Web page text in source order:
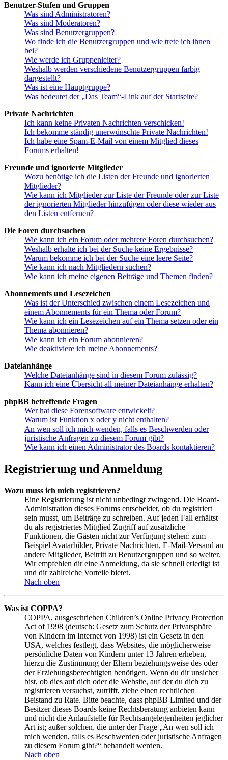
Benutzer-Stufen und Gruppen
Was sind Administratoren?
Was sind Moderatoren?
Was sind Benutzergruppen?
Wo finde ich die Benutzergruppen und wie trete ich ihnen
bei?
Wie werde ich Gruppenleiter?
Weshalb werden verschiedene Benutzergruppen farbig
dargestellt?
Was ist eine Hauptgruppe?
Was bedeutet der „Das Team“-Link auf der Startseite?
Private Nachrichten
Ich kann keine Privaten Nachrichten verschicken!
Ich bekomme ständig unerwünschte Private Nachrichten!
Ich habe eine Spam-E-Mail von einem Mitglied dieses
Forums erhalten!
Freunde und ignorierte Mitglieder
Wozu benötige ich die Listen der Freunde und ignorierten
Mitglieder?
Wie kann ich Mitglieder zur Liste der Freunde oder zur Liste
der ignorierten Mitglieder hinzufügen oder diese wieder aus
den Listen entfernen?
Die Foren durchsuchen
Wie kann ich ein Forum oder mehrere Foren durchsuchen?
Weshalb erhalte ich bei der Suche keine Ergebnisse?
Warum bekomme ich bei der Suche eine leere Seite?
Wie kann ich nach Mitgliedern suchen?
Wie kann ich meine eigenen Beiträge und Themen finden?
Abonnements und Lesezeichen
Was ist der Unterschied zwischen einem Lesezeichen und
einem Abonnements für ein Thema oder Forum?
Wie kann ich ein Lesezeichen auf ein Thema setzen oder ein
Thema abonnieren?
Wie kann ich ein Forum abonnieren?
Wie deaktiviere ich meine Abonnements?
Dateianhänge
Welche Dateianhänge sind in diesem Forum zulässig?
Kann ich eine Übersicht all meiner Dateianhänge erhalten?
phpBB betreffende Fragen
Wer hat diese Forensoftware entwickelt?
Warum ist Funktion x oder y nicht enthalten?
An wen soll ich mich wenden, falls es Beschwerden oder
juristische Anfragen zu diesem Forum gibt?
Wie kann ich einen Administrator des Boards kontaktieren?
Registrierung und Anmeldung
Wozu muss ich mich registrieren?
Eine Registrierung ist nicht unbedingt zwingend. Die Board-
Administration dieses Forums entscheidet, ob du registriert
sein musst, um Beiträge zu schreiben. Auf jeden Fall erhältst
du als registriertes Mitglied Zugriff auf zusätzliche
Funktionen, die Gästen nicht zur Verfügung stehen: zum
Beispiel Avatarbilder, Private Nachrichten, E-Mail-Versand an
andere Mitglieder, Beitritt zu Benutzergruppen und so weiter.
Wir empfehlen dir eine Anmeldung, da sie schnell erledigt ist
und dir zahlreiche Vorteile bietet.
Nach oben
Was ist COPPA?
COPPA, ausgeschrieben Children’s Online Privacy Protection
Act of 1998 (deutsch: Gesetz zum Schutz der Privatsphäre
von Kindern im Internet von 1998) ist ein Gesetz in den
USA, welches festlegt, dass Websites, die möglicherweise
persönliche Daten von Kindern unter 13 Jahren erheben,
hierzu die Zustimmung der Eltern beziehungsweise des oder
der Erziehungsberechtigten benötigen. Wenn du dir unsicher
bist, ob dies auf dich oder die Website, auf der du dich zu
registrieren versuchst, zutrifft, ziehe einen rechtlichen
Beistand zu Rate. Bitte beachte, dass phpBB Limited und der
Besitzer dieses Boards keine Rechtsberatung anbieten kann
und nicht die Anlaufstelle für Rechtsangelegenheiten jeglicher
Art ist; außer solchen, die unter der Frage „An wen soll ich
mich wenden, falls es Beschwerden oder juristische Anfragen
zu diesem Forum gibt?“ behandelt werden.
Nach oben